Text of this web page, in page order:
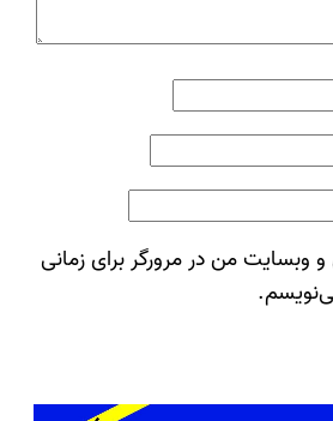
و وبسایت من در مرورگر برای زمانی